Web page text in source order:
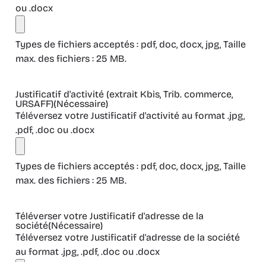
ou .docx
Types de fichiers acceptés : pdf, doc, docx, jpg, Taille
max. des fichiers : 25 MB.
Justificatif d'activité (extrait Kbis, Trib. commerce,
URSAFF)(Nécessaire)
Téléversez votre Justificatif d'activité au format .jpg,
.pdf, .doc ou .docx
Types de fichiers acceptés : pdf, doc, docx, jpg, Taille
max. des fichiers : 25 MB.
Téléverser votre Justificatif d'adresse de la
société(Nécessaire)
Téléversez votre Justificatif d'adresse de la société
au format .jpg, .pdf, .doc ou .docx